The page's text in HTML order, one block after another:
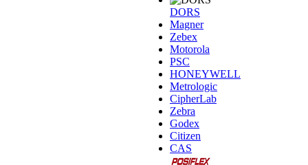
DORS
Magner
Zebex
Motorola
PSC
HONEYWELL
Metrologic
CipherLab
Zebra
Godex
Citizen
CAS